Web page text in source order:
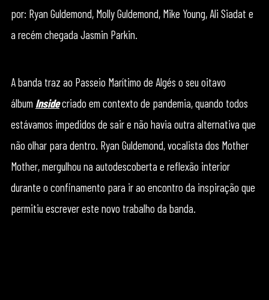
por: Ryan Guldemond, Molly Guldemond, Mike Young, Ali Siadat e
a recém chegada Jasmin Parkin.
A banda traz ao Passeio Marítimo de Algés o seu oitavo
álbum Insidecriado em contexto de pandemia, quando todos
estávamos impedidos de sair e não havia outra alternativa que
não olhar para dentro. Ryan Guldemond, vocalista dos Mother
Mother, mergulhou na autodescoberta e reflexão interior
durante o confinamento para ir ao encontro da inspiração que
permitiu escrever este novo trabalho da banda.